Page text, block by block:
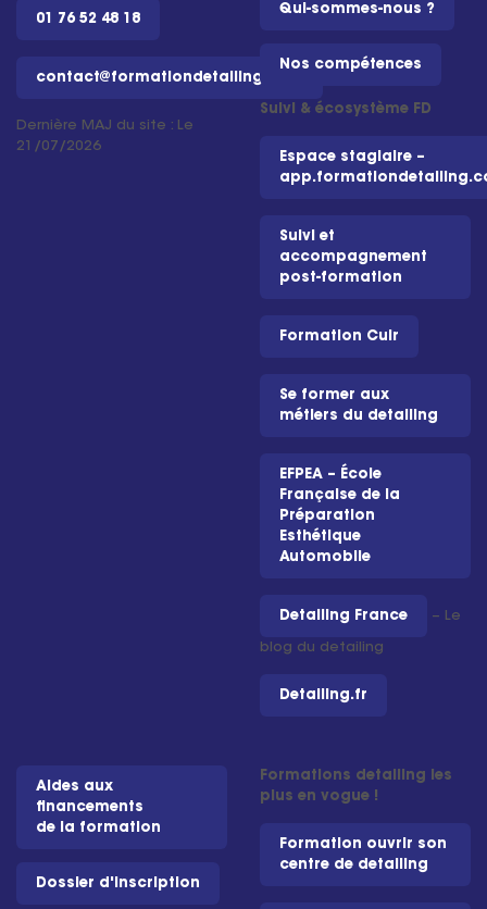
01 76 52 48 18
contact@formationdetailing.com
Dernière MAJ du site : Le
21/07/2026
Qui-sommes-nous ?
Nos compétences
Suivi & écosystème FD
Espace stagiaire –
Suivi et
accompagnement
post-formation
Formation Cuir
Se former aux
métiers du detailing
EFPEA – École
Française de la
Préparation
Esthétique
Automobile
Detailing France – Le
blog du detailing
Detailing.fr
Aides aux
financements
de la formation
Dossier d'inscription
Formations detailing les
plus en vogue !
Formation ouvrir son
centre de detailing